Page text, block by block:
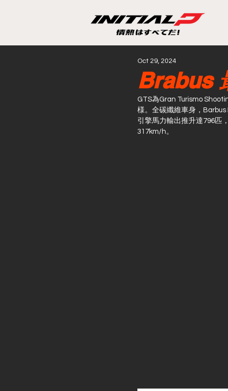
Brabus
Oct 29, 2024
GTS為Gran Turismo
様。全碳纖維車身，
引擎馬力輸出推升達796匹
317km/h。